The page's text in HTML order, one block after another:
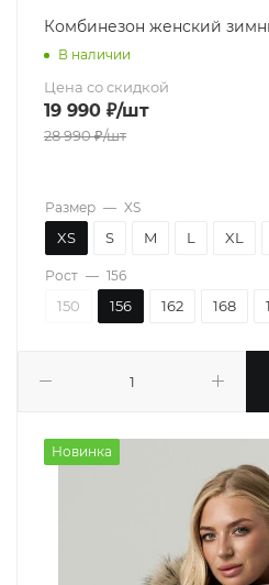
Комбинезон женский
В наличии
Цена со скидкой
19 990 ₽/шт
28 990₽/шт
Размер — XS
XS S M L XL
Рост — 156
150 156 162 168
Новинка